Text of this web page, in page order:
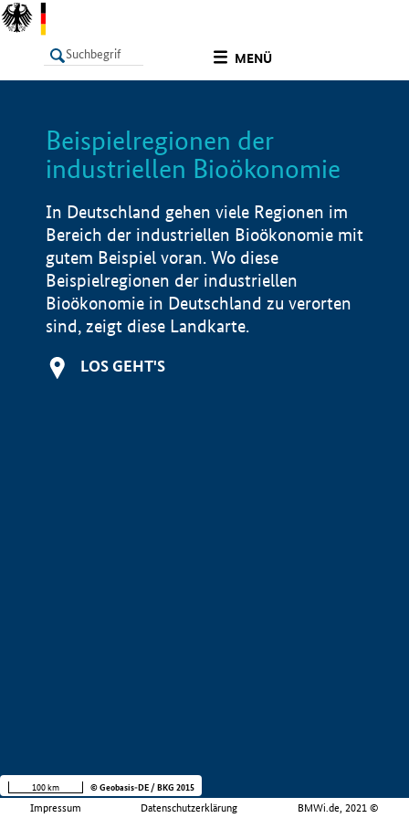
MENÜ
LISTE
Beispielregionen der
industriellen Bioökonomie
In Deutschland gehen viele Regionen im
Bereich der industriellen Bioökonomie mit
gutem Beispiel voran. Wo diese
Beispielregionen der industriellen
Bioökonomie in Deutschland zu verorten
sind, zeigt diese Landkarte.
LOS GEHT'S
Impressum Datenschutzerklärung BMWi.de, 2021 ©
100 km © Geobasis-DE / BKG 2015